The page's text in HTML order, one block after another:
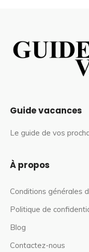
Guide vacances
Le guide de vos
À propos
Conditions générales
Politique de
Blog
Contactez-nous